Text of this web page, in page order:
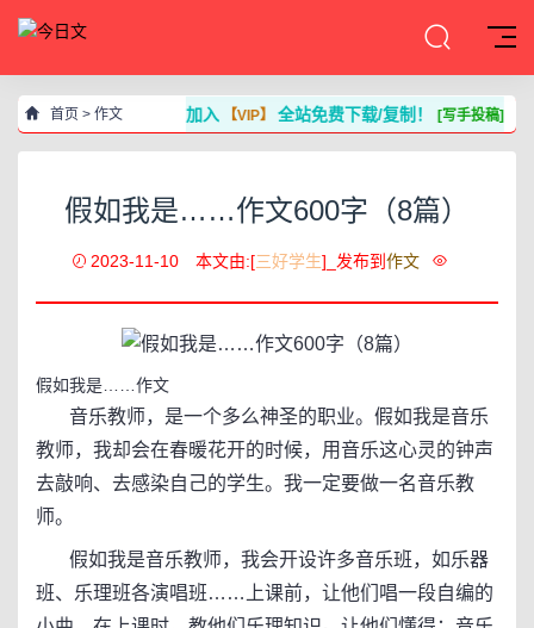
首页 > 作文 加入【VIP】 全站免费下载/复制！ [写手投稿]
假如我是……作文600字（8篇）
2023-11-10 本文由:[三好学生]_发布到 作文
假如我是……作文
音乐教师，是一个多么神圣的职业。假如我是音乐
教师，我却会在春暖花开的时候，用音乐这心灵的钟声
去敲响、去感染自己的学生。我一定要做一名音乐教
师。
假如我是音乐教师，我会开设许多音乐班，如乐器
班、乐理班各演唱班……上课前，让他们唱一段自编的